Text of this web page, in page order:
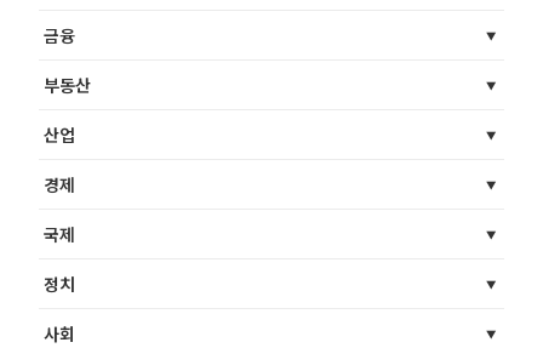
금융
부동산
산업
경제
국제
정치
사회